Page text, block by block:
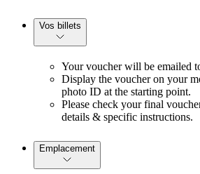
Vos billets
Your voucher will be emailed
Display the voucher on your
photo ID at the starting point.
Please check your final
details & specific instructions.
Emplacement